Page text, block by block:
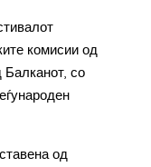
комисии од
Балканот, со
од